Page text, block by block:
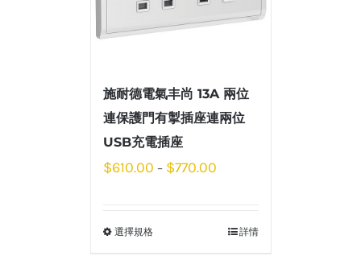
施耐德電氣丰尚 13A 兩位
連保護門有掣插座連兩位
USB充電插座
$610.00 – $770.00
選擇規格 詳情